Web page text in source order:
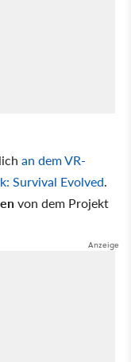
an dem VR-
Survival Evolved.
von dem Projekt